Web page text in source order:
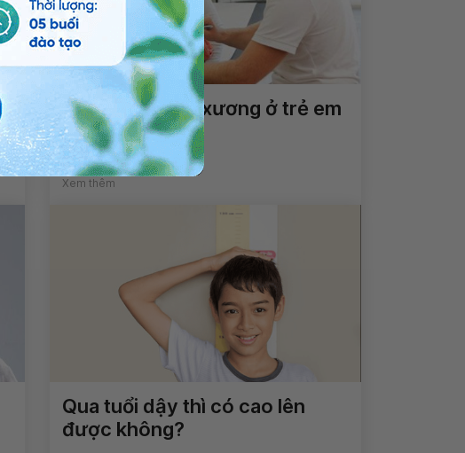
Dấu hiệu u sụn xương ở trẻ em
Xem thêm
Qua tuổi dậy thì có cao lên
được không?